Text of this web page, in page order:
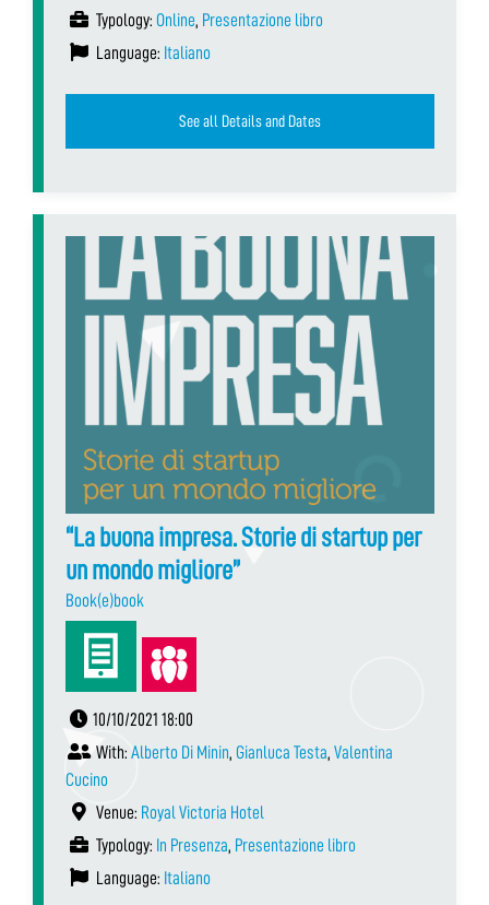
Typology: Online, Presentazione libro
Language: Italiano
See all Details and Dates
“La buona impresa. Storie di startup per
un mondo migliore”
Book(e)book
10/10/2021 18:00
With: Alberto Di Minin, Gianluca Testa, Valentina
Cucino
Venue: Royal Victoria Hotel
Typology: In Presenza, Presentazione libro
Language: Italiano